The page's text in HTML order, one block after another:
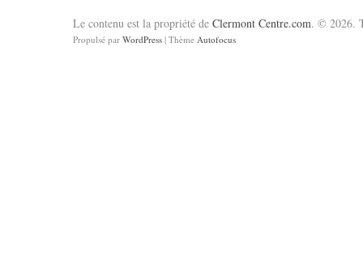
Le contenu est la propriété de Clermont Centre.com. © 2026.
Propulsé par WordPress | Thème Autofocus